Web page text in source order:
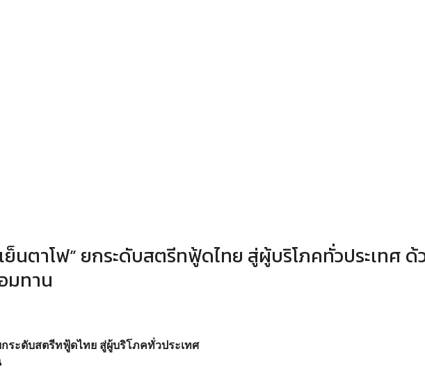
ย็นตาโฟ” ยกระดับสตรีทฟู้ดไทย สู่ผู้บริโภคทั่วประเทศ ด้
มทาน
กระดับสตรีทฟู้ดไทย สู่ผู้บริโภคทั่วประเทศ